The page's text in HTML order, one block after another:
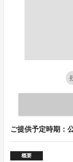
ご提供予定時期：
概要